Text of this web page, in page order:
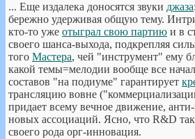
... Еще издалека доносятся звуки джаза
бережно удерживая общую тему.
кто-то уже отыграл свою партию и в
своего шанса-выхода, подкрепляя
того Мастера, чей "инструмент" ему
какой темы=мелодии вообще все
составов "на подиуме" гарантирует
трансляцию вовне
придает всему вечное движение,
новых ассоциаций. Ясно, что R&D так
своего рода орг-инновация.